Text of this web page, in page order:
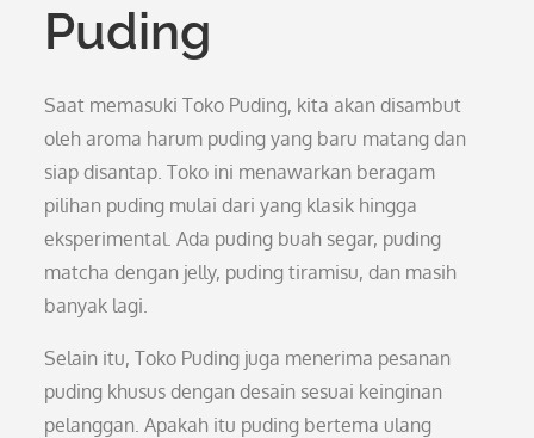
Puding
Saat memasuki Toko Puding, kita akan disambut
oleh aroma harum puding yang baru matang dan
siap disantap. Toko ini menawarkan beragam
pilihan puding mulai dari yang klasik hingga
eksperimental. Ada puding buah segar, puding
matcha dengan jelly, puding tiramisu, dan masih
banyak lagi.
Selain itu, Toko Puding juga menerima pesanan
puding khusus dengan desain sesuai keinginan
pelanggan. Apakah itu puding bertema ulang